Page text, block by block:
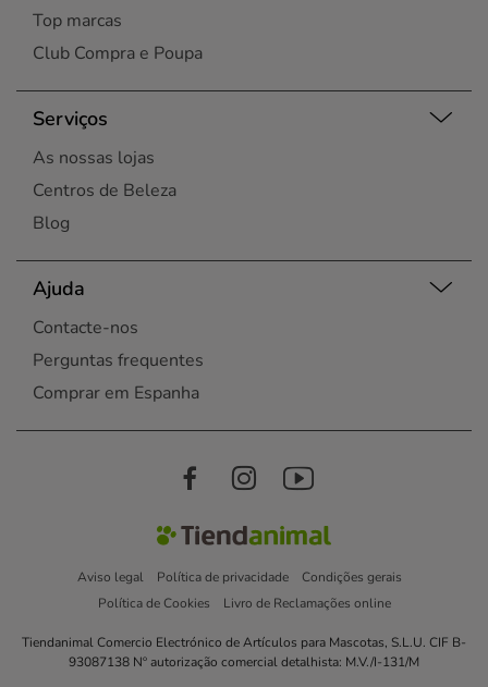
Top marcas
Club Compra e Poupa
Serviços
As nossas lojas
Centros de Beleza
Blog
Ajuda
Contacte-nos
Perguntas frequentes
Comprar em Espanha
Aviso legal Política de privacidade
Condições gerais
Política de Cookies
Livro de Reclamações online
Tiendanimal Comercio Electrónico de Artículos para Mascotas, S.L.U. CIF B-
93087138 Nº autorização comercial detalhista: M.V./I-131/M